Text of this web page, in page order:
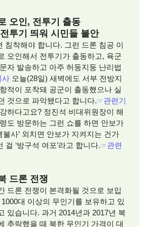
오인, 전투기 출동
투기 띄워 시민들 불안
침착해야 합니다. 그런 드론 침공 이
오인해서 전투기가 출동하고, 육군
자 발송하고 아주 허둥지둥 난리법
사 오늘(28일) 새벽에도 서부 전방지
적이 포착돼 공군이 출동했으나 실
것으로 파악됐다고 합니다.☞관련기
하다고요? 정진석 비대위원장이 해
도 방문하는 그런 쇼를 하면 안보가
불사’ 외치면 안보가 지켜지는 건가
걸 ‘방구석 여포’라고 합니다.☞관련
드론 전쟁
드론 전쟁이 본격화될 것으로 보입
대 이상의 무인기를 보유하고 있
있습니다. 과거 2014년과 2017년 북
추락했을 때 북한 무인기 가격이 대